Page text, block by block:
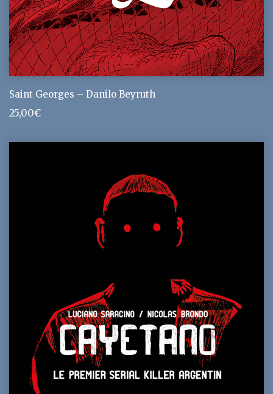
Saint Georges – Danilo Beyruth
25,00€